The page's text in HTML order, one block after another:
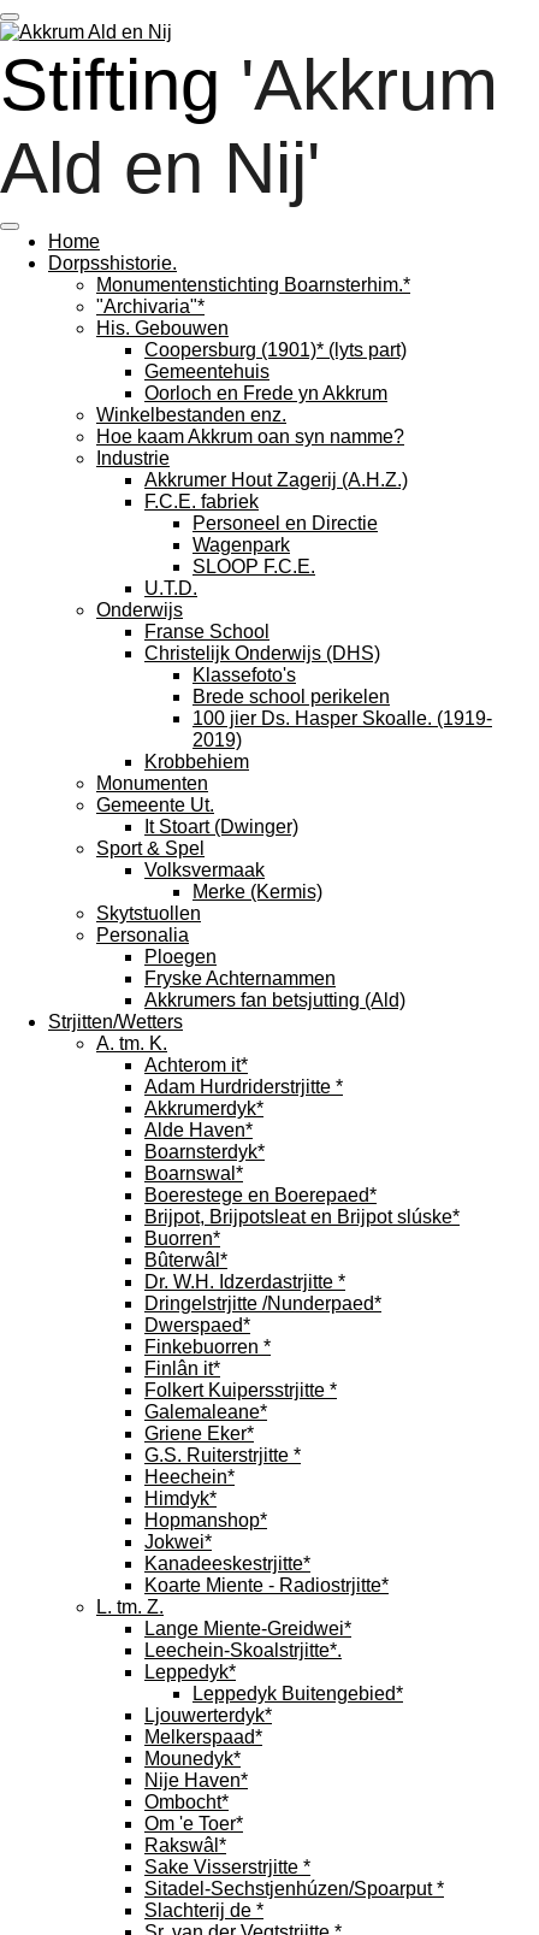
Ga
direct
naar
de
hoofdinhoud
Stifting 'Akkrum
Ald en Nij'
Home
Dorpsshistorie.
Monumentenstichting Boarnsterhim.*
"Archivaria"*
His. Gebouwen
Coopersburg (1901)* (lyts part)
Gemeentehuis
Oorloch en Frede yn Akkrum
Winkelbestanden enz.
Hoe kaam Akkrum oan syn namme?
Industrie
Akkrumer Hout Zagerij (A.H.Z.)
F.C.E. fabriek
Personeel en Directie
Wagenpark
SLOOP F.C.E.
U.T.D.
Onderwijs
Franse School
Christelijk Onderwijs (DHS)
Klassefoto's
Brede school perikelen
100 jier Ds. Hasper Skoalle. (1919-
2019)
Krobbehiem
Monumenten
Gemeente Ut.
It Stoart (Dwinger)
Sport & Spel
Volksvermaak
Merke (Kermis)
Skytstuollen
Personalia
Ploegen
Fryske Achternammen
Akkrumers fan betsjutting (Ald)
Strjitten/Wetters
A. tm. K.
Achterom it*
Adam Hurdriderstrjitte *
Akkrumerdyk*
Alde Haven*
Boarnsterdyk*
Boarnswal*
Boerestege en Boerepaed*
Brijpot, Brijpotsleat en Brijpot slúske*
Buorren*
Bûterwâl*
Dr. W.H. Idzerdastrjitte *
Dringelstrjitte /Nunderpaed*
Dwerspaed*
Finkebuorren *
Finlân it*
Folkert Kuipersstrjitte *
Galemaleane*
Griene Eker*
G.S. Ruiterstrjitte *
Heechein*
Himdyk*
Hopmanshop*
Jokwei*
Kanadeeskestrjitte*
Koarte Miente - Radiostrjitte*
L. tm. Z.
Lange Miente-Greidwei*
Leechein-Skoalstrjitte*.
Leppedyk*
Leppedyk Buitengebied*
Ljouwerterdyk*
Melkerspaad*
Mounedyk*
Nije Haven*
Ombocht*
Om 'e Toer*
Rakswâl*
Sake Visserstrjitte *
Sitadel-Sechstjenhúzen/Spoarput *
Slachterij de *